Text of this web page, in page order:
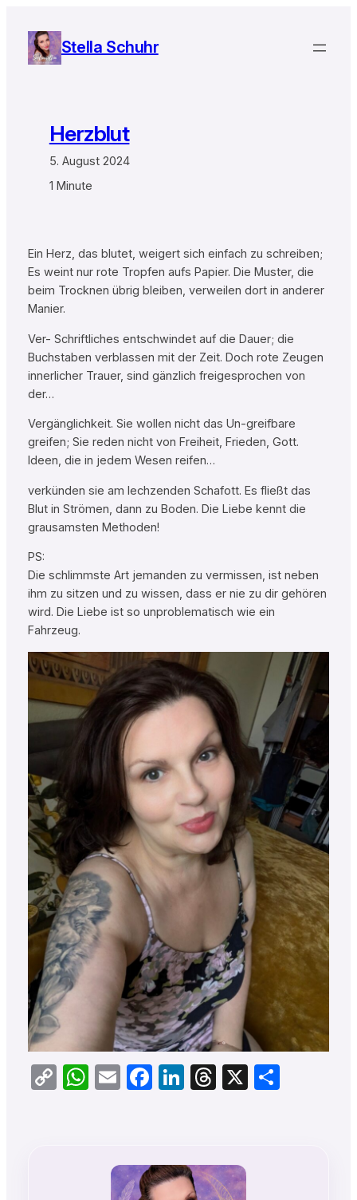
Inhalt
springen
Stella Schuhr
Herzblut
5. August 2024
1 Minute
Ein Herz, das blutet, weigert sich einfach zu schreiben;
Es weint nur rote Tropfen aufs Papier. Die Muster, die
beim Trocknen übrig bleiben, verweilen dort in anderer
Manier.
Ver- Schriftliches entschwindet auf die Dauer; die
Buchstaben verblassen mit der Zeit. Doch rote Zeugen
innerlicher Trauer, sind gänzlich freigesprochen von
der…
Vergänglichkeit. Sie wollen nicht das Un-greifbare
greifen; Sie reden nicht von Freiheit, Frieden, Gott.
Ideen, die in jedem Wesen reifen…
verkünden sie am lechzenden Schafott. Es fließt das
Blut in Strömen, dann zu Boden. Die Liebe kennt die
grausamsten Methoden!
PS:
Die schlimmste Art jemanden zu vermissen, ist neben
ihm zu sitzen und zu wissen, dass er nie zu dir gehören
wird. Die Liebe ist so unproblematisch wie ein
Fahrzeug.
CopyWhatsApp
EmailFacebook
LinkedIn
Threads
X Teilen